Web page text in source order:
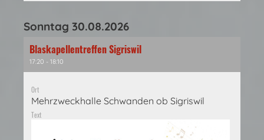
Sonntag 30.08.2026
Blaskapellentreffen Sigriswil
17:20 - 18:10
Ort
Mehrzweckhalle Schwanden ob Sigriswil
Text